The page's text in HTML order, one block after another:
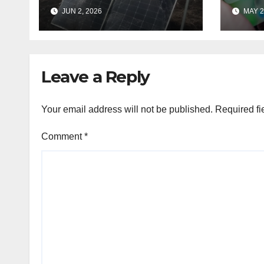
JUN 2, 2026 MAY
Leave a Reply
Your email address will not be published. Required
Comment*